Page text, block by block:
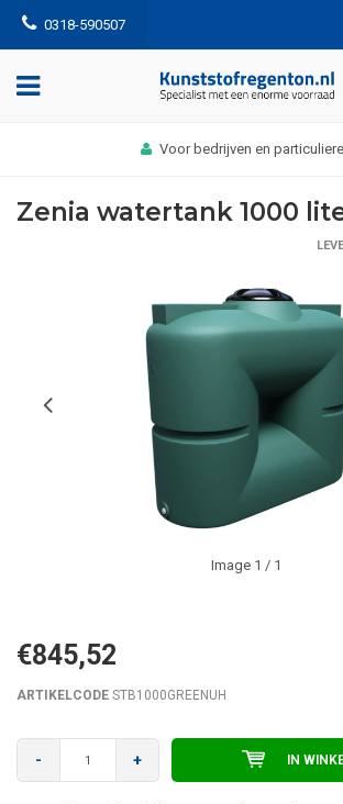
0318-590507
Voor bedrijven en
Zenia watertank 1000
Image 1 / 1
€845,52
ARTIKELCODE STB1000GREENUH
- + IN